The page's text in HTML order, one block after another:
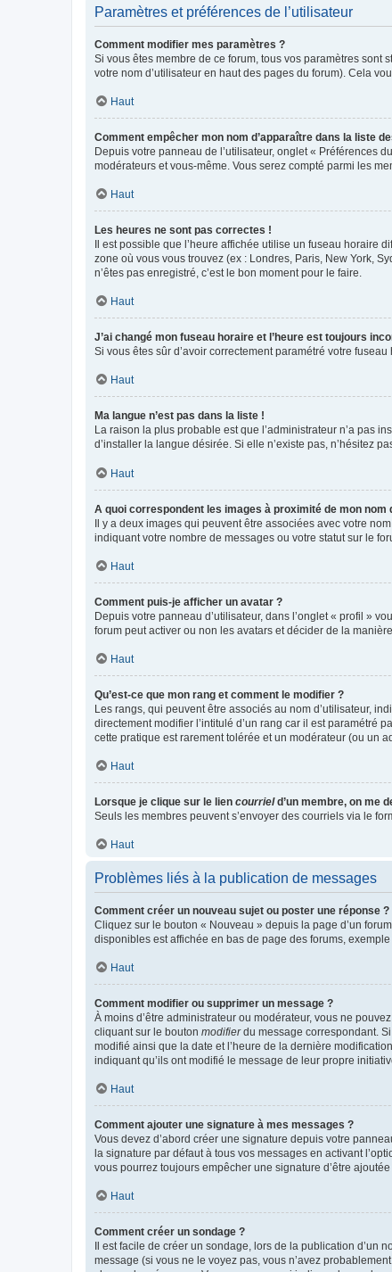
Paramètres et préférences de l’utilisateur
Comment modifier mes paramètres ?
Si vous êtes membre de ce forum, tous vos paramètres sont
votre nom d’utilisateur en haut des pages du forum). Cela
Haut
Comment empêcher mon nom d’apparaître dans la liste
Depuis votre panneau de l’utilisateur, onglet « Préférences
modérateurs et vous-même. Vous serez compté parmi les
Haut
Les heures ne sont pas correctes !
Il est possible que l’heure affichée utilise un fuseau horaire
zone où vous vous trouvez (ex : Londres, Paris, New York,
n’êtes pas enregistré, c’est le bon moment pour le faire.
Haut
J’ai changé mon fuseau horaire et l’heure est toujours
Si vous êtes sûr d’avoir correctement paramétré votre
Haut
Ma langue n’est pas dans la liste !
La raison la plus probable est que l’administrateur n’a pas
d’installer la langue désirée. Si elle n’existe pas, n’hésitez
Haut
A quoi correspondent les images à proximité de mon nom
Il y a deux images qui peuvent être associées avec votre
indiquant votre nombre de messages ou votre statut sur le
Haut
Comment puis-je afficher un avatar ?
Depuis votre panneau d’utilisateur, dans l’onglet « profil »
forum peut activer ou non les avatars et décider de la
Haut
Qu’est-ce que mon rang et comment le modifier ?
Les rangs, qui peuvent être associés au nom d’utilisateur,
directement modifier l’intitulé d’un rang car il est paramétré
cette pratique est rarement tolérée et un modérateur (ou un
Haut
Lorsque je clique sur le lien courrield’un membre, on me
Seuls les membres peuvent s’envoyer des courriels via le
Haut
Problèmes liés à la publication de messages
Comment créer un nouveau sujet ou poster une réponse ?
Cliquez sur le bouton « Nouveau » depuis la page d’un
disponibles est affichée en bas de page des forums, exemple
Haut
Comment modifier ou supprimer un message ?
À moins d’être administrateur ou modérateur, vous ne
cliquant sur le bouton modifierdu message correspondant. Si
modifié ainsi que la date et l’heure de la dernière
indiquant qu’ils ont modifié le message de leur propre
Haut
Comment ajouter une signature à mes messages ?
Vous devez d’abord créer une signature depuis votre
la signature par défaut à tous vos messages en activant
vous pourrez toujours empêcher une signature d’être
Haut
Comment créer un sondage ?
Il est facile de créer un sondage, lors de la publication d’un
message (si vous ne le voyez pas, vous n’avez